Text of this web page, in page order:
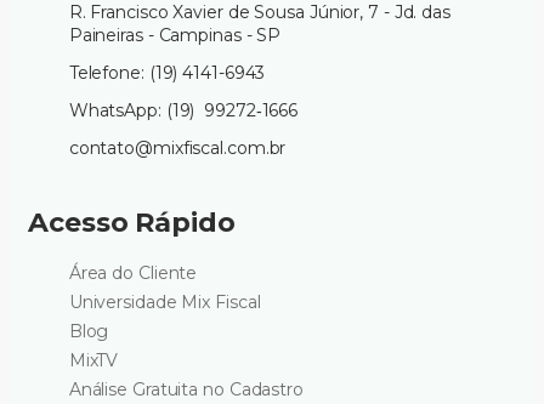
R. Francisco Xavier de Sousa Júnior, 7 - Jd. das
Paineiras - Campinas - SP
Telefone: (19) 4141-6943
WhatsApp: (19) 99272‑1666‬
contato@mixfiscal.com.br
Acesso Rápido
Área do Cliente
Universidade Mix Fiscal
Blog
MixTV
Análise Gratuita no Cadastro